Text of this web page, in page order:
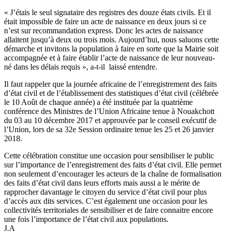
« J’étais le seul signataire des registres des douze états civils. Et il
était impossible de faire un acte de naissance en deux jours si ce
n’est sur recommandation express. Donc les actes de naissance
allaitent jusqu’à deux ou trois mois. Aujourd’hui, nous saluons cette
démarche et invitons la population à faire en sorte que la Mairie soit
accompagnée et à faire établir l’acte de naissance de leur nouveau-
né dans les délais requis », a-t-il laissé entendre.
Il faut rappeler que la journée africaine de l’enregistrement des faits
d’état civil et de l’établissement des statistiques d’état civil (célébrée
le 10 Août de chaque année) a été instituée par la quatrième
conférence des Ministres de l’Union Africaine tenue à Nouakchott
du 03 au 10 décembre 2017 et approuvée par le conseil exécutif de
l’Union, lors de sa 32e Session ordinaire tenue les 25 et 26 janvier
2018.
Cette célébration constitue une occasion pour sensibiliser le public
sur l’importance de l’enregistrement des faits d’état civil. Elle permet
non seulement d’encourager les acteurs de la chaîne de formalisation
des faits d’état civil dans leurs efforts mais aussi a le mérite de
rapprocher davantage le citoyen du service d’état civil pour plus
d’accès aux dits services. C’est également une occasion pour les
collectivités territoriales de sensibiliser et de faire connaitre encore
une fois l’importance de l’état civil aux populations.
J.A